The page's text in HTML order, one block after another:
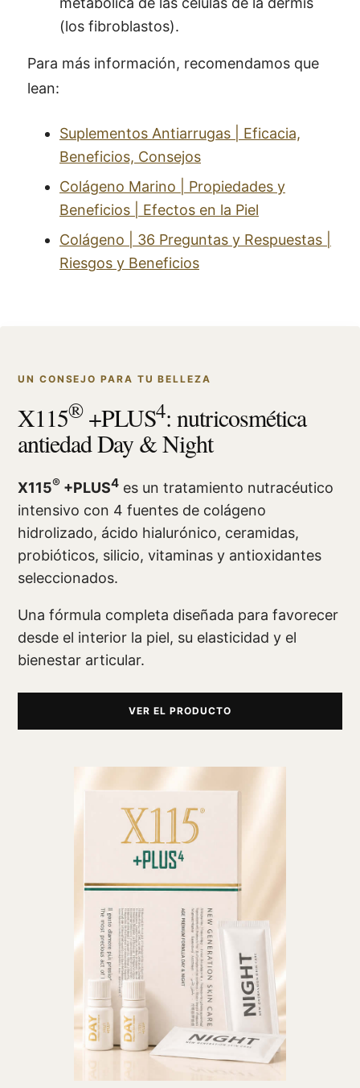
(los fibroblastos).
Para más información, recomendamos que
lean:
Suplementos Antiarrugas | Eficacia,
Beneficios, Consejos
Colágeno Marino | Propiedades y
Beneficios | Efectos en la Piel
Colágeno | 36 Preguntas y Respuestas |
Riesgos y Beneficios
UN CONSEJO PARA TU BELLEZA
X115®+PLUS4: nutricosmética
antiedad Day & Night
X115® +PLUS4 es un tratamiento nutracéutico
intensivo con 4 fuentes de colágeno
hidrolizado, ácido hialurónico, ceramidas,
probióticos, silicio, vitaminas y antioxidantes
seleccionados.
Una fórmula completa diseñada para favorecer
desde el interior la piel, su elasticidad y el
bienestar articular.
VER EL PRODUCTO